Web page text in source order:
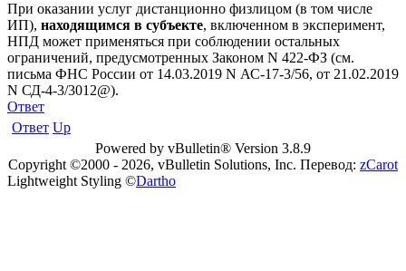
При оказании услуг дистанционно физлицом (в том числе
ИП), находящимся в субъекте, включенном в эксперимент,
НПД может применяться при соблюдении остальных
ограничений, предусмотренных Законом N 422-ФЗ (см.
письма ФНС России от 14.03.2019 N АС-17-3/56, от 21.02.2019
N СД-4-3/3012@).
Ответ
Ответ Up
Powered by vBulletin® Version 3.8.9
Copyright ©2000 - 2026, vBulletin Solutions, Inc. Перевод: zCarot
Lightweight Styling ©Dartho